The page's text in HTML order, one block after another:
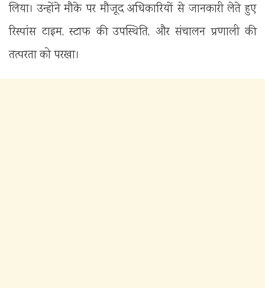
लिया। उन्होंने मौके पर मौजूद अधिकारियों से जानकारी लेते हुए
रिस्पांस टाइम, स्टाफ की उपस्थिति, और संचालन प्रणाली की
तत्परता को परखा।